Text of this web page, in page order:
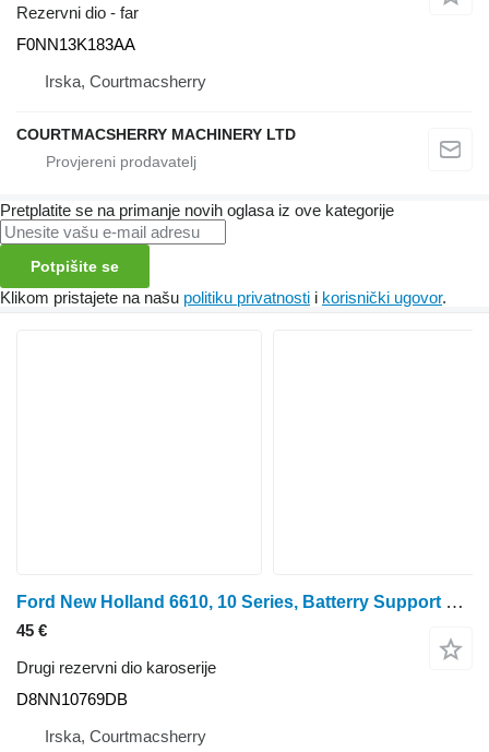
Rezervni dio - far
F0NN13K183AA
Irska, Courtmacsherry
COURTMACSHERRY MACHINERY LTD
Pretplatite se na primanje novih oglasa iz ove kategorije
Potpišite se
Klikom pristajete na našu politiku privatnosti i korisnički ugovor.
Ford New Holland 6610, 10 Series, Batterry Support Bracket D8nn10769d D8NN10769DB za traktora na kotačima
45 €
Drugi rezervni dio karoserije
D8NN10769DB
Irska, Courtmacsherry